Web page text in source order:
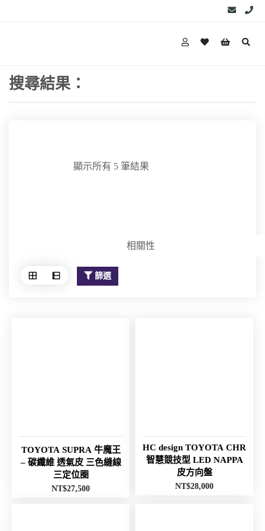
搜尋結果：
顯示所有 5 筆結果
篩選
TOYOTA SUPRA 牛魔王
– 碳纖維 透氣皮 三色縫線
三定位圈
NT$27,500
HC design TOYOTA CHR
智慧競技型 LED NAPPA
皮方向盤
NT$28,000